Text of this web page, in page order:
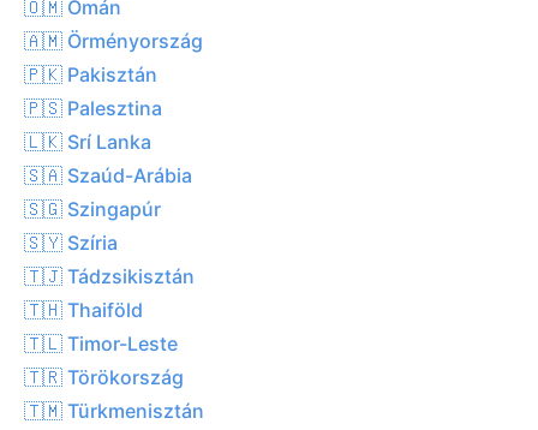
🇴🇲 Omán
🇦🇲 Örményország
🇵🇰 Pakisztán
🇵🇸 Palesztina
🇱🇰 Srí Lanka
🇸🇦 Szaúd-Arábia
🇸🇬 Szingapúr
🇸🇾 Szíria
🇹🇯 Tádzsikisztán
🇹🇭 Thaiföld
🇹🇱 Timor-Leste
🇹🇷 Törökország
🇹🇲 Türkmenisztán